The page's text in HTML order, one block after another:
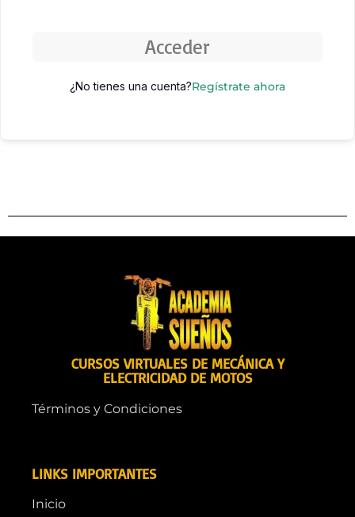
Acceder
¿No tienes una cuenta?Regístrate ahora
CURSOS VIRTUALES DE MECÁNICA Y
ELECTRICIDAD DE MOTOS
Términos y Condiciones
LINKS IMPORTANTES
Inicio